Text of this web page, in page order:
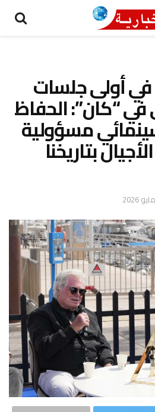
أولى جلسات
في “كان”: الحفاظ
مسؤولية
بتاريخنا